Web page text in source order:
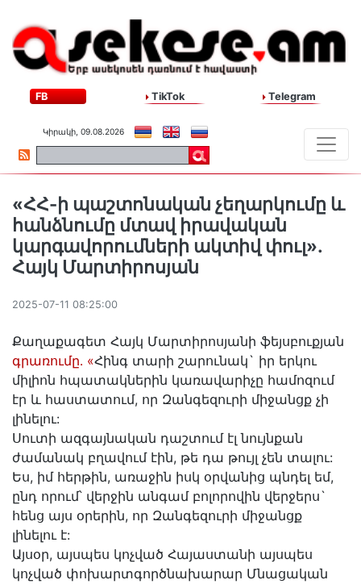
FB TikTok Telegram
Կիրակի, 09.08.2026
«ՀՀ-ի պաշտոնական չեղարկումը և
հանձնումը մտավ իրավական
կարգավորումների ակտիվ փուլ»․
Հայկ Մարտիրոսյան
2025-07-11 08:25:00
Քաղաքագետ Հայկ Մարտիրոսյանի ֆեյսբուքյան
գրառումը․ «Հինգ տարի շարունակ` իր երկու
միլիոն հպատակներին կառավարիչը համոզում
էր և հաստատում, որ Զանգեզուրի միջանցք չի
լինելու:
Սուտի ազգայնական դաշտում էլ նույնքան
ժամանակ բղավում էին, թե դա թույլ չեն տալու:
Ես, իմ հերթին, առաջին իսկ օրվանից պնդել եմ,
ընդ որում՝ վերջին անգամ բոլորովին վերջերս`
հենց այս օրերին, որ Զանգեզուրի միջանցք
լինելու է:
Այսօր, այսպես կոչված Հայաստանի այսպես
կոչված փոխարտգործնախարար Մնացական